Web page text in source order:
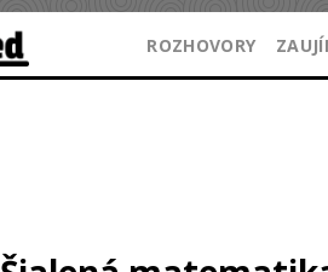
ROZHOVORY